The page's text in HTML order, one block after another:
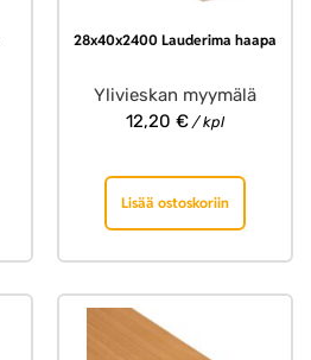
28x40x2400 Lauderima haapa
Ylivieskan myymälä
12,20 € / kpl
Lisää ostoskoriin